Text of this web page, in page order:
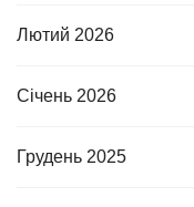
Лютий 2026
Січень 2026
Грудень 2025